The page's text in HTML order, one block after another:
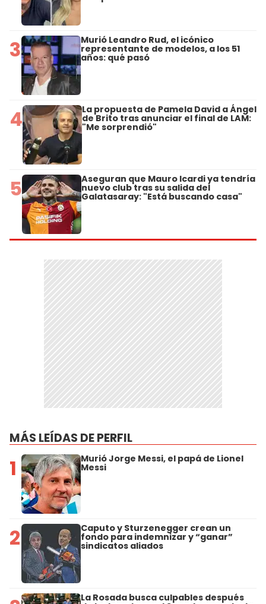
3 Murió Leandro Rud, el icónico
representante de modelos, a los 51
años: qué pasó
4 La propuesta de Pamela David a Ángel
de Brito tras anunciar el final de LAM:
"Me sorprendió"
5 Aseguran que Mauro Icardi ya tendría
nuevo club tras su salida del
Galatasaray: "Está buscando casa"
MÁS LEÍDAS DE PERFIL
1 Murió Jorge Messi, el papá de Lionel
Messi
2 Caputo y Sturzenegger crean un
fondo para indemnizar y “ganar”
sindicatos aliados
La Rosada busca culpables después